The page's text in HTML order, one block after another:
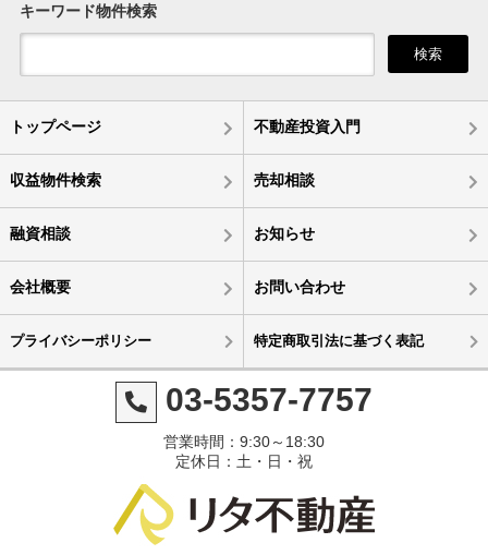
キーワード物件検索
検索
トップページ 不動産投資入門
収益物件検索 売却相談
融資相談 お知らせ
会社概要 お問い合わせ
プライバシーポリシー 特定商取引法に基づく表記
03-5357-7757
営業時間：9:30～18:30
定休日：土・日・祝